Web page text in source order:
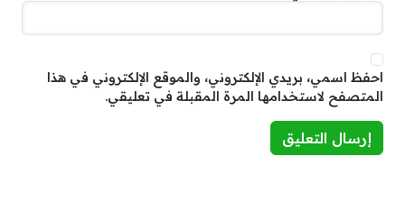
احفظ اسمي، بريدي الإلكتروني، والموقع الإلكتروني في هذا
المتصفح لاستخدامها المرة المقبلة في تعليقي.